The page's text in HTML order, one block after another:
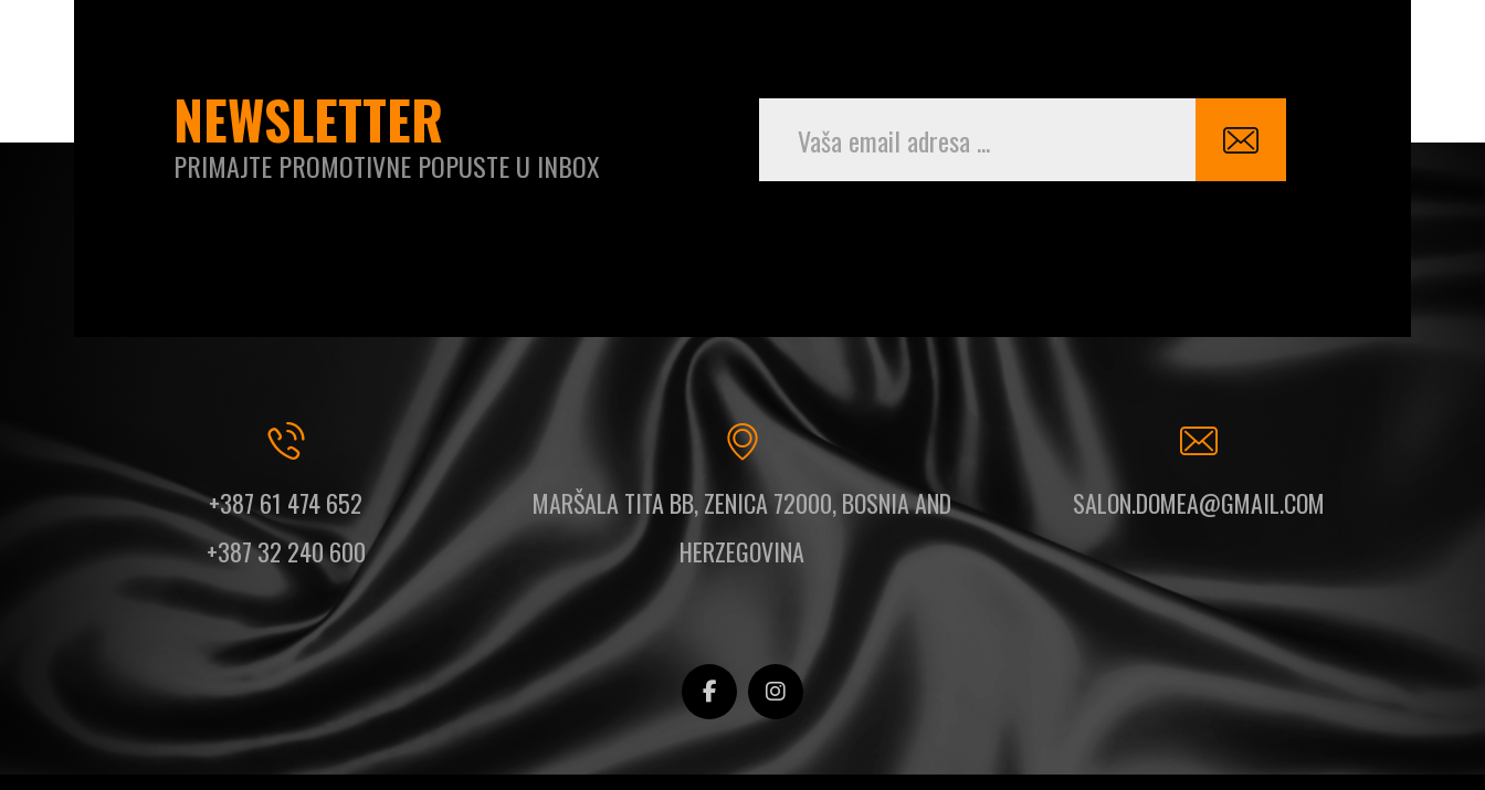
NEWSLETTER
PRIMAJTE PROMOTIVNE POPUSTE U INBOX
+387 61 474 652
+387 32 240 600
MARŠALA TITA BB, ZENICA 72000, BOSNIA AND
HERZEGOVINA
SALON.DOMEA@GMAIL.COM